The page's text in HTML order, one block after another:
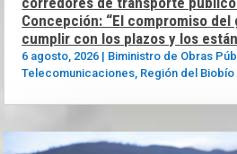
Concepción: “El compromiso del
cumplir con los plazos y los
6 agosto, 2026 | Biministro de Obras
Telecomunicaciones, Región del Biobío